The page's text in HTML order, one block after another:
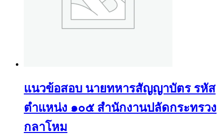
แนวข้อสอบ นายทหารสัญญาบัตร รหัส
ตำแหน่ง ๑๐๕ สำนักงานปลัดกระทรวง
กลาโหม